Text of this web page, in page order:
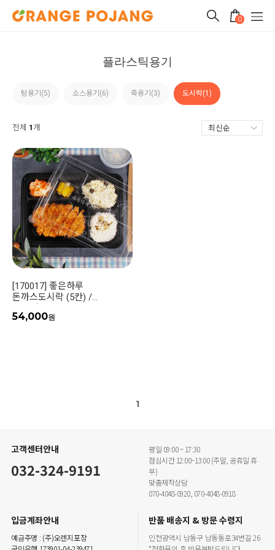
0
플라스틱용기
탕용기(5) 소스용기(6) 죽용기(3) 도시락(1)
전체 1개
[170017] 좋은하루
돈까스도시락 (5칸) /
(200개)
54,000원
1
고객센터안내
032-324-9191
평일 09:00 ~ 17:30
점심시간 12:00~13:00 (주말, 공휴일 휴
무)
맞춤제작상담
070-4048-0920, 070-4048-0918
입금계좌안내
예금주명 : (주)오렌지포장
반품 배송지 & 방문 수령지
인천광역시 남동구 남동동로34번길 26